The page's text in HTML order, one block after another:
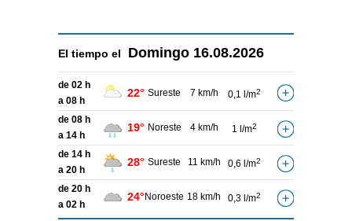
El tiempo el Domingo 16.08.2026
de 02 h
a 08 h
22° Sureste 7 km/h 0,1 l/m2
de 08 h
a 14 h
19° Noreste 4 km/h 1 l/m2
de 14 h
a 20 h
28° Sureste 11 km/h 0,6 l/m2
de 20 h
a 02 h
24° Noroeste 18 km/h 0,3 l/m2